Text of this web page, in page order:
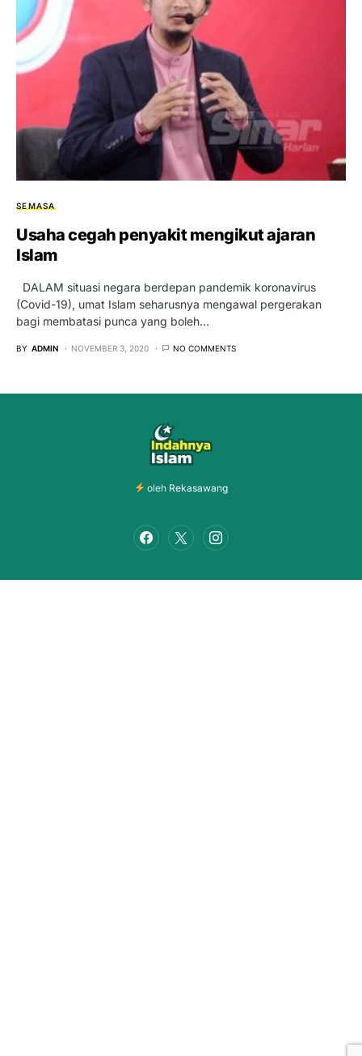
SEMASA
Usaha cegah penyakit mengikut ajaran
Islam
DALAM situasi negara berdepan pandemik koronavirus
(Covid-19), umat Islam seharusnya mengawal pergerakan
bagi membatasi punca yang boleh…
BY ADMIN NOVEMBER 3, 2020 NO COMMENTS
oleh Rekasawang